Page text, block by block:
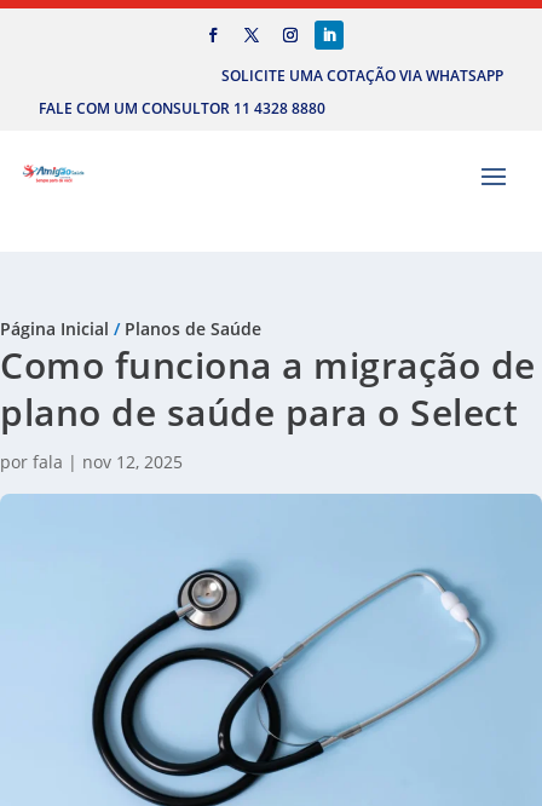
SOLICITE UMA COTAÇÃO VIA WHATSAPP
FALE COM UM CONSULTOR 11 4328 8880
Página Inicial / Planos de Saúde
Como funciona a migração de
plano de saúde para o Select
por fala | nov 12, 2025